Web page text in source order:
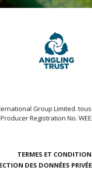
Group Limited.
Producer Registration No.
TERMES ET
DES DONNÉES